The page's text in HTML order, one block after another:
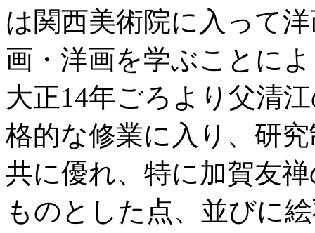
は関西美術院に入って
画・洋画を学ぶことに
大正14年ごろより父清
格的な修業に入り、研
共に優れ、特に加賀友
ものとした点、並びに